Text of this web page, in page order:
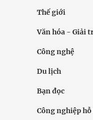
Thế giới
Văn hóa - Giải
Công nghệ
Du lịch
Bạn đọc
Công nghiệp